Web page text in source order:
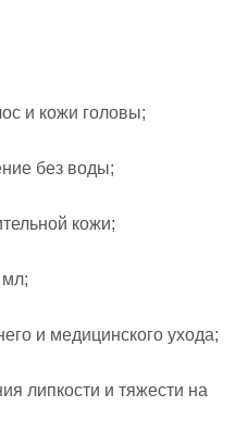
и кожи головы;
без воды;
кожи;
и медицинского ухода;
липкости и тяжести на